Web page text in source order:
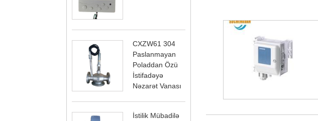
CXZW61 304
Paslanmayan
Poladdan Özü
İstifadəyə
Nəzarət Vanası
İstilik Mübadilə